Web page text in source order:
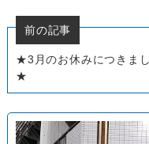
前の記事
★3月のお休みにつきま
★